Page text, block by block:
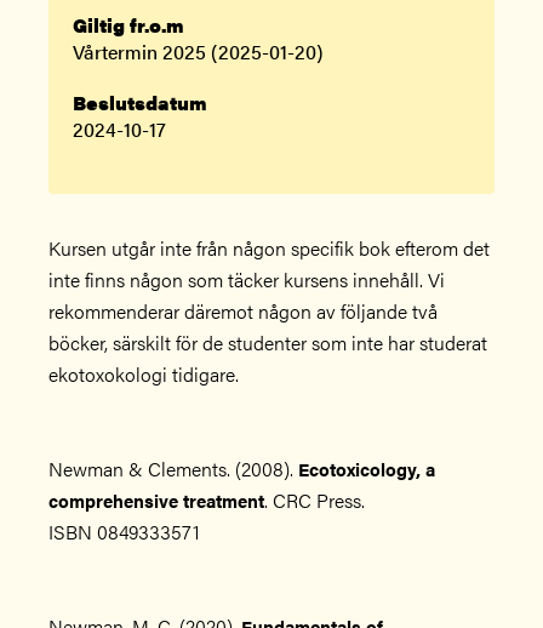
Giltig fr.o.m
Vårtermin 2025 (2025-01-20)
Beslutsdatum
2024-10-17
Kursen utgår inte från någon specifik bok efterom det
inte finns någon som täcker kursens innehåll. Vi
rekommenderar däremot någon av följande två
böcker, särskilt för de studenter som inte har studerat
ekotoxokologi tidigare.
Newman & Clements. (2008). Ecotoxicology, a
comprehensive treatment. CRC Press.
ISBN 0849333571